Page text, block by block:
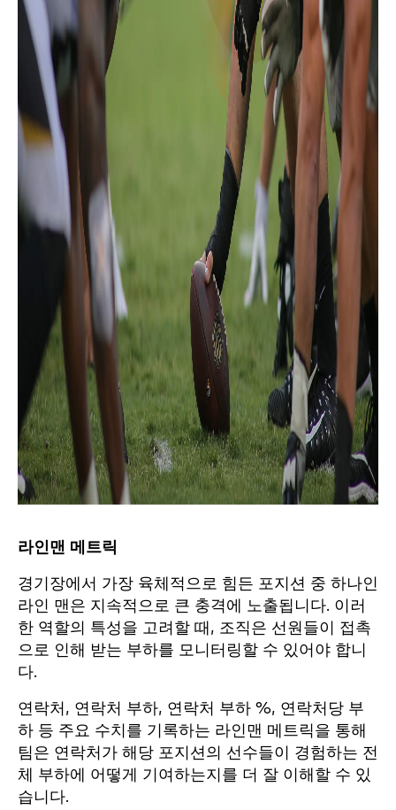
라인맨 메트릭
경기장에서 가장 육체적으로 힘든 포지션 중 하나인
라인 맨은 지속적으로 큰 충격에 노출됩니다. 이러
한 역할의 특성을 고려할 때, 조직은 선원들이 접촉
으로 인해 받는 부하를 모니터링할 수 있어야 합니
다.
연락처, 연락처 부하, 연락처 부하 %, 연락처당 부
하 등 주요 수치를 기록하는 라인맨 메트릭을 통해
팀은 연락처가 해당 포지션의 선수들이 경험하는 전
체 부하에 어떻게 기여하는지를 더 잘 이해할 수 있
습니다.